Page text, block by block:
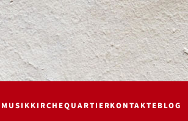
MUSIKKIRCHEQUARTIERKONTAKTEBLOG